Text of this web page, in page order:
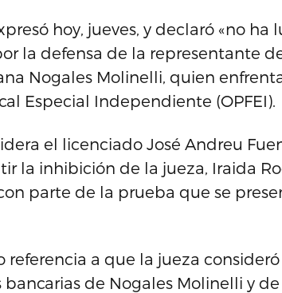
hoy, jueves, y declaró «no ha
la defensa de la representante
Nogales Molinelli, quien
Especial Independiente (OPFEI).
el licenciado José Andreu
la inhibición de la jueza, Iraida
parte de la prueba que se
a que la jueza
de Nogales Molinelli y